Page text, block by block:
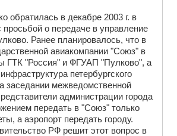
обратилась в декабре 2003 г. в
о передаче в управление
Ранее планировалось, что в
авиакомпании "Союз" в
ГТК "Россия" и ФГУАП "Пулково", а
петербургского
заседании межведомственной
администрации города
передать в "Союз" только
а аэропорт передать городу.
РФ решит этот вопрос в